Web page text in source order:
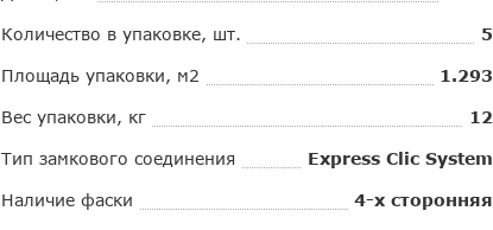
Количество в упаковке, шт. 5
Площадь упаковки, м2 1.293
Вес упаковки, кг 12
Тип замкового соединения Express Clic System
Наличие фаски 4-х сторонняя